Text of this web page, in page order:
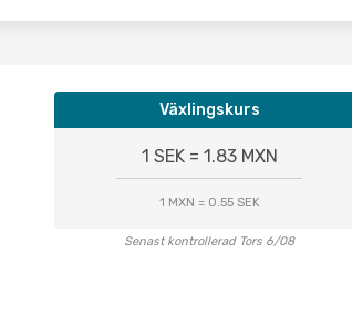
Växlingskurs
1 SEK = 1.83 MXN
1 MXN = 0.55 SEK
Senast kontrollerad Tors 6/08